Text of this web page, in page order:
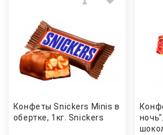
Конфеты Snickers Minis в
обертке, 1кг. Snickers